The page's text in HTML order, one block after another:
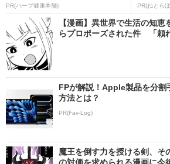
PR(ハーブ健康本舗) PR(ねとら
【漫画】異世界で生活の知
らプロポーズされた件 「頼
FPが解説！Apple製品を分割
方法とは？
PR(Fav-Log)
魔王を倒す力を授ける剣、
の対価を求められる漫画に今